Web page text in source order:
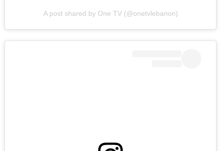
A post shared by One TV (@onetvlebanon)